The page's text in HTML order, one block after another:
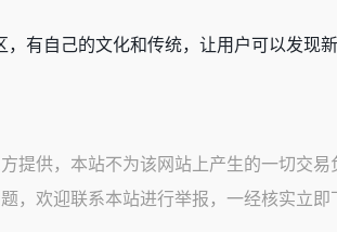
有自己的文化和传统，让用户可以发现
提供，本站不为该网站上产生的一切交易
，欢迎联系本站进行举报，一经核实立即